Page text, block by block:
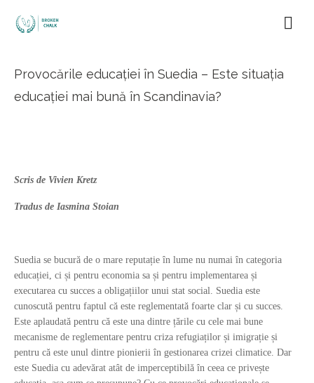
Provocările educației în Suedia – Este situația
educației mai bună în Scandinavia?
Scris de Vivien Kretz
Tradus de Iasmina Stoian
Suedia se bucură de o mare reputație în lume nu numai în categoria
educației, ci și pentru economia sa și pentru implementarea și
executarea cu succes a obligațiilor unui stat social. Suedia este
cunoscută pentru faptul că este reglementată foarte clar și cu succes.
Este aplaudată pentru că este una dintre țările cu cele mai bune
mecanisme de reglementare pentru criza refugiaților și imigrație și
pentru că este unul dintre pionierii în gestionarea crizei climatice. Dar
este Suedia cu adevărat atât de imperceptibilă în ceea ce privește